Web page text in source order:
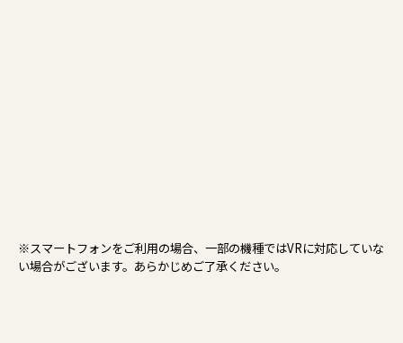
※スマートフォンをご利用の場合、一部の機種ではVRに対応していな
い場合がございます。あらかじめご了承ください。